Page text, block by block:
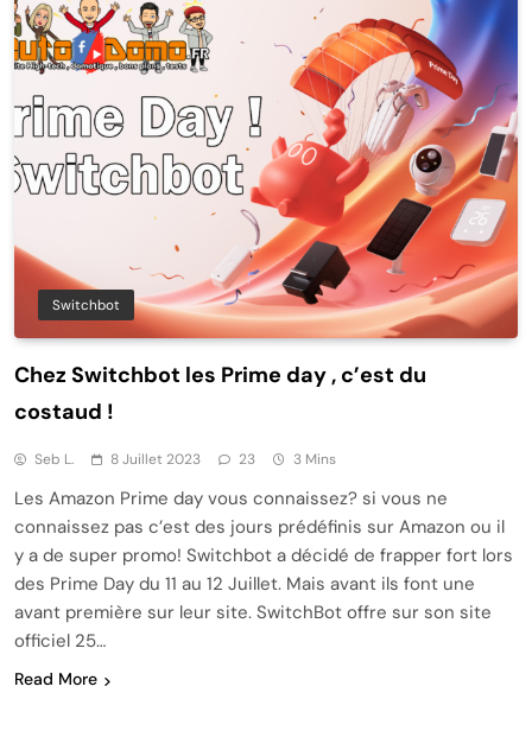
Switchbot
Chez Switchbot les Prime day , c’est du
costaud !
Seb L. 8 Juillet 2023 23 3 Mins
Les Amazon Prime day vous connaissez? si vous ne
connaissez pas c’est des jours prédéfinis sur Amazon ou il
y a de super promo! Switchbot a décidé de frapper fort lors
des Prime Day du 11 au 12 Juillet. Mais avant ils font une
avant première sur leur site. SwitchBot offre sur son site
officiel 25…
Read More